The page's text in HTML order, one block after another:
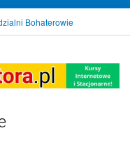
Bohaterowie